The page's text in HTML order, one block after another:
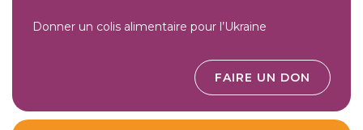
Donner un colis alimentaire pour l’Ukraine
FAIRE UN DON